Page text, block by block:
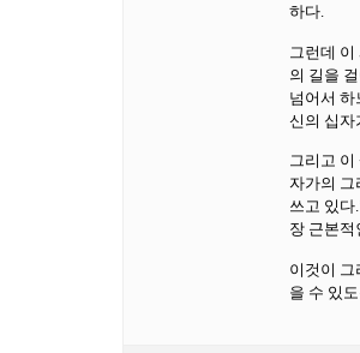
하다.
그런데
의 길을
넘어서
신의 십자
그리고 이
자가의 그
쓰고 있다
장 근본적
이것이
을 수 있